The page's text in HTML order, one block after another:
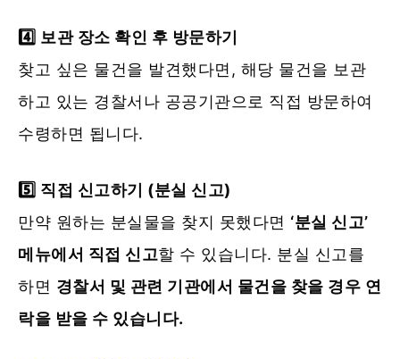
4️⃣ 보관 장소 확인 후 방문하기
찾고 싶은 물건을 발견했다면, 해당 물건을 보관
하고 있는 경찰서나 공공기관으로 직접 방문하여
수령하면 됩니다.
5️⃣ 직접 신고하기 (분실 신고)
만약 원하는 분실물을 찾지 못했다면 ‘분실 신고’
메뉴에서 직접 신고할 수 있습니다. 분실 신고를
하면 경찰서 및 관련 기관에서 물건을 찾을 경우 연
락을 받을 수 있습니다.